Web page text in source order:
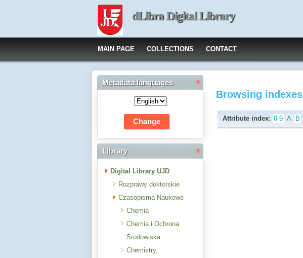
dLibra Digital Library
MAIN PAGE COLLECTIONS CONTACT
Metadata languages
Library
Digital Library UJD
Rozprawy doktorskie
Czasopisma Naukowe
Chemia
Chemia i Ochrona
Środowiska
Chemistry,
Browsing indexes
Attribute index: 0-9 A B